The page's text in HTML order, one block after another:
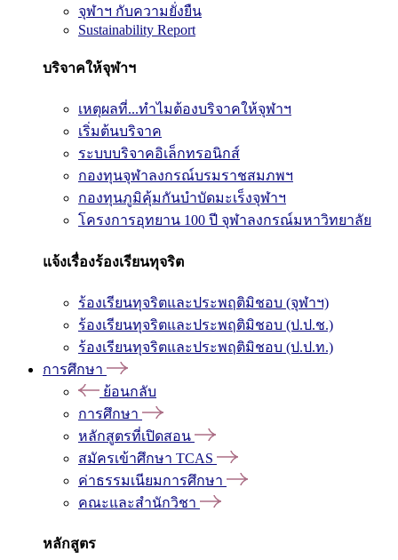
จุฬาฯ กับความยั่งยืน
Sustainability Report
บริจาคให้จุฬาฯ
เหตุผลที่...ทำไมต้องบริจาคให้จุฬาฯ
เริ่มต้นบริจาค
ระบบบริจาคอิเล็กทรอนิกส์
กองทุนจุฬาลงกรณ์บรมราชสมภพฯ
กองทุนภูมิคุ้มกันบำบัดมะเร็งจุฬาฯ
โครงการอุทยาน 100 ปี จุฬาลงกรณ์มหาวิทยาลัย
แจ้งเรื่องร้องเรียนทุจริต
ร้องเรียนทุจริตและประพฤติมิชอบ (จุฬาฯ)
ร้องเรียนทุจริตและประพฤติมิชอบ (ป.ป.ช.)
ร้องเรียนทุจริตและประพฤติมิชอบ (ป.ป.ท.)
การศึกษา
ย้อนกลับ
การศึกษา
หลักสูตรที่เปิดสอน
สมัครเข้าศึกษา TCAS
ค่าธรรมเนียมการศึกษา
คณะและสำนักวิชา
หลักสูตร